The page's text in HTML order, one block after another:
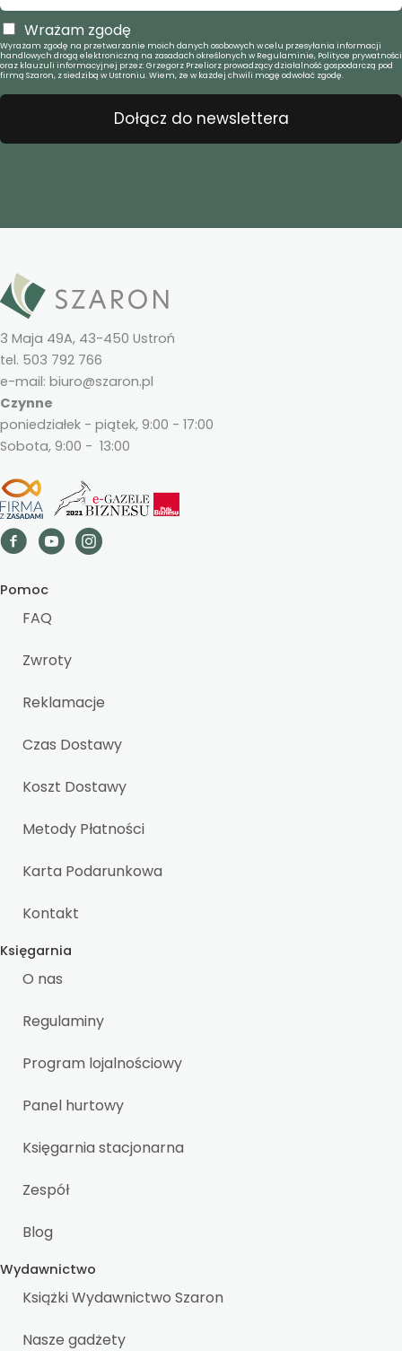
Wrażam zgodę
Wyrażam zgodę na przetwarzanie moich danych osobowych w celu przesyłania informacji
handlowych drogą elektroniczną na zasadach określonych w Regulaminie, Polityce prywatności
oraz klauzuli informacyjnej przez: Grzegorz Przeliorz prowadzący działalność gospodarczą pod
firmą Szaron, z siedzibą w Ustroniu. Wiem, że w każdej chwili mogę odwołać zgodę.
Dołącz do newslettera
3 Maja 49A, 43-450 Ustroń
tel. 503 792 766
e-mail: biuro@szaron.pl
Czynne
poniedziałek - piątek, 9:00 - 17:00
Sobota, 9:00 - 13:00
Pomoc
FAQ
Zwroty
Reklamacje
Czas Dostawy
Koszt Dostawy
Metody Płatności
Karta Podarunkowa
Kontakt
Księgarnia
O nas
Regulaminy
Program lojalnościowy
Panel hurtowy
Księgarnia stacjonarna
Zespół
Blog
Wydawnictwo
Książki Wydawnictwo Szaron
Nasze gadżety